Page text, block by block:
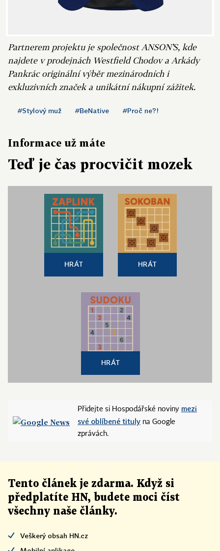
Partnerem projektu je společnost ANSON’S, kde
najdete v prodejnách Westfield Chodov a Arkády
Pankrác originální výběr mezinárodních i
exkluzivních značek a unikátní nákupní zážitek.
#Stylový muž #BeNative #Proč ne?!
Informace už máte
Teď je čas procvičit mozek
HRÁT HRÁT
HRÁT
Přidejte si Hospodářské noviny mezi
své oblíbené tituly na Google
zprávách.
Tento článek je zdarma. Když si
předplatíte HN, budete moci číst
všechny naše články.
Veškerý obsah HN.cz